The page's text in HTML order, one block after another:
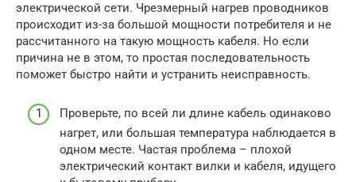
электрической сети. Чрезмерный нагрев проводников
происходит из-за большой мощности потребителя и не
рассчитанного на такую мощность кабеля. Но если
причина не в этом, то простая последовательность
поможет быстро найти и устранить неисправность.
Проверьте, по всей ли длине кабель одинаково
нагрет, или большая температура наблюдается в
одном месте. Частая проблема – плохой
электрический контакт вилки и кабеля, идущего